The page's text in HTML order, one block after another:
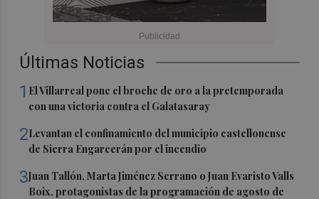
Últimas Noticias
1 El Villarreal pone el broche de oro a la pretemporada
con una victoria contra el Galatasaray
2Levantan el confinamiento del municipio castellonense
de Sierra Engarcerán por el incendio
3Juan Tallón, Marta Jiménez Serrano o Juan Evaristo Valls
Boix, protagonistas de la programación de agosto de